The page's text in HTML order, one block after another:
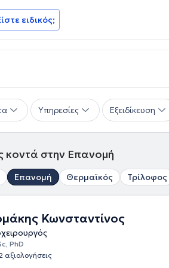
ειδικός;
Υπηρεσίες Εξειδίκευση
κοντά στην Επανομή
Επανομή Θερμαϊκός Τρίλοφος
Κωνσταντίνος
PhD
αξιολογήσεις